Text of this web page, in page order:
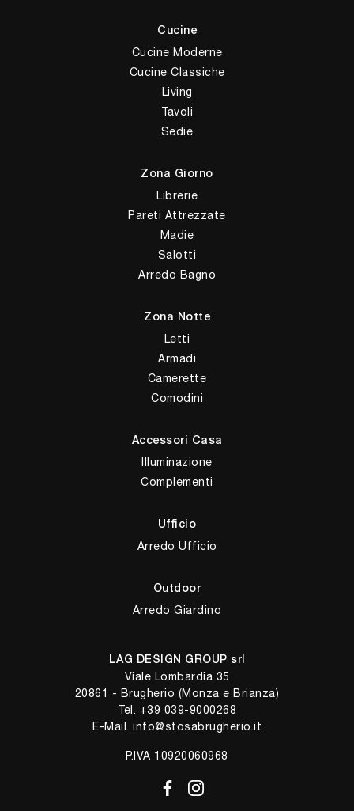
Cucine
Cucine Moderne
Cucine Classiche
Living
Tavoli
Sedie
Zona Giorno
Librerie
Pareti Attrezzate
Madie
Salotti
Arredo Bagno
Zona Notte
Letti
Armadi
Camerette
Comodini
Accessori Casa
Illuminazione
Complementi
Ufficio
Arredo Ufficio
Outdoor
Arredo Giardino
LAG DESIGN GROUP srl
Viale Lombardia 35
20861 - Brugherio (Monza e Brianza)
Tel. +39 039-9000268
E-Mail. info@stosabrugherio.it
P.IVA 10920060968